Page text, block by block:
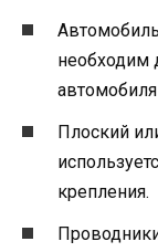
необходим
Плоский
крепления.